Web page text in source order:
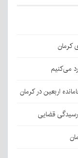
کرمان
می‌کنیم
رسیدگی قضایی